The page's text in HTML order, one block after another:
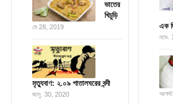
ভাতের
খিচুড়ি
মে 28, 2019
মৃত্যুবাণ: ২.০৯ পাতালঘরের বন্দী
জানু. 30, 2020
এক
নভে.